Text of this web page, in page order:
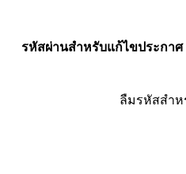
รหัสผ่านสำหรับแก้ไขประกาศ
ลืมรหัสสำ